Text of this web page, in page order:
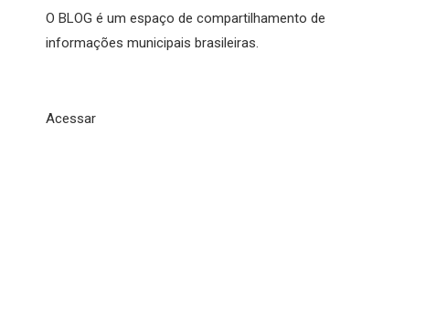
O BLOG é um espaço de compartilhamento de
informações municipais brasileiras.
Acessar